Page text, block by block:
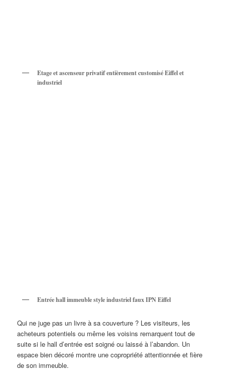
Etage et ascenseur privatif entièrement customisé Eiffel et
industriel
Entrée hall immeuble style industriel faux IPN Eiffel
Qui ne juge pas un livre à sa couverture ? Les visiteurs, les
acheteurs potentiels ou même les voisins remarquent tout de
suite si le hall d’entrée est soigné ou laissé à l’abandon. Un
espace bien décoré montre une copropriété attentionnée et fière
de son immeuble.